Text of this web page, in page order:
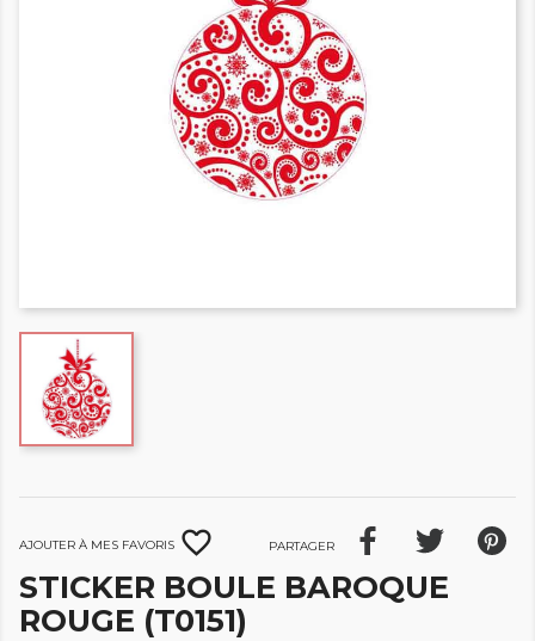
Ajouter à mes favoris favorite_border Partager
STICKER BOULE BAROQUE
ROUGE (T0151)